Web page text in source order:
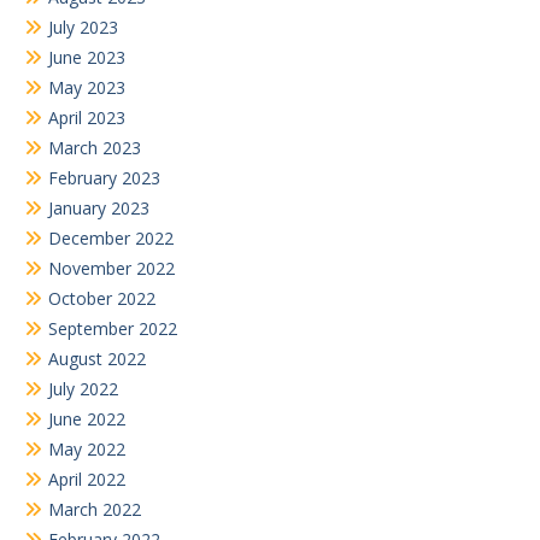
July 2023
June 2023
May 2023
April 2023
March 2023
February 2023
January 2023
December 2022
November 2022
October 2022
September 2022
August 2022
July 2022
June 2022
May 2022
April 2022
March 2022